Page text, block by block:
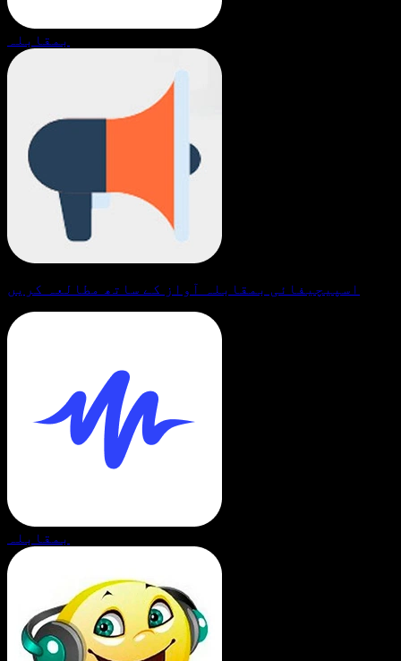
بمقابلہ
اسپیچیفائی بمقابلہ آواز کے ساتھ مطالعہ کریں
بمقابلہ